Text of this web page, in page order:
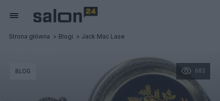
Strona główna Blogi Jack Mac Lase
683
BLOG